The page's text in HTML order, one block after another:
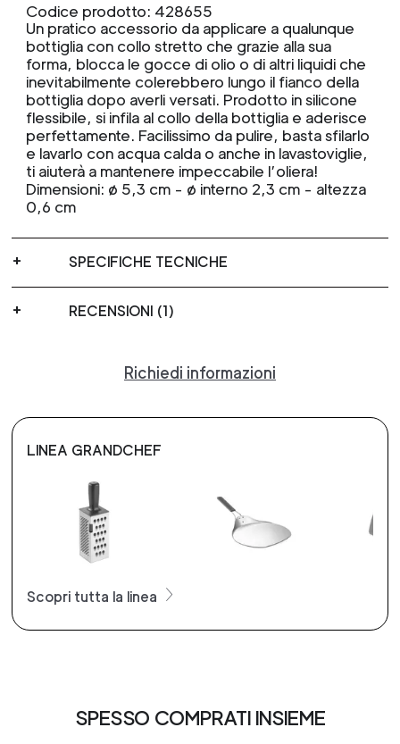
Codice prodotto: 428655
Un pratico accessorio da applicare a qualunque
bottiglia con collo stretto che grazie alla sua
forma, blocca le gocce di olio o di altri liquidi che
inevitabilmente colerebbero lungo il fianco della
bottiglia dopo averli versati. Prodotto in silicone
flessibile, si infila al collo della bottiglia e aderisce
perfettamente. Facilissimo da pulire, basta sfilarlo
e lavarlo con acqua calda o anche in lavastoviglie,
ti aiuterà a mantenere impeccabile l’oliera!
Dimensioni: ø 5,3 cm - ø interno 2,3 cm - altezza
0,6 cm
SPECIFICHE TECNICHE
RECENSIONI (1)
Richiedi informazioni
LINEA GRANDCHEF
Scopri tutta la linea
SPESSO COMPRATI INSIEME